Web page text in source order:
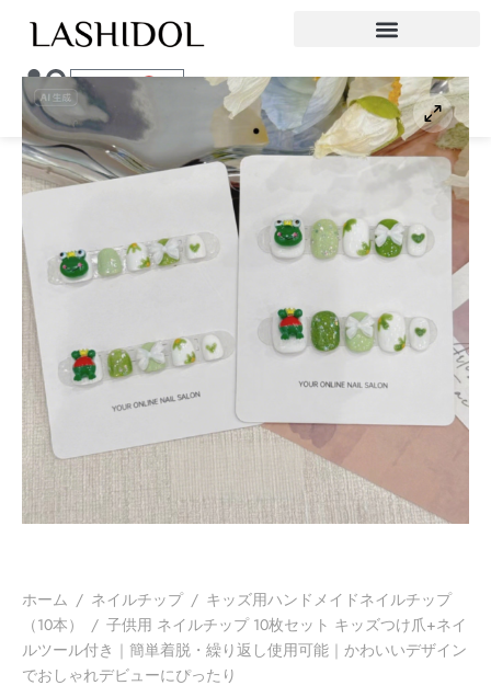
0.00
ホーム / ネイルチップ / キッズ用ハンドメイドネイルチップ
（10本）
/ 子供用 ネイルチップ 10枚セット キッズつけ爪+ネイ
ルツール付き｜簡単着脱・繰り返し使用可能｜かわいいデザイン
でおしゃれデビューにぴったり